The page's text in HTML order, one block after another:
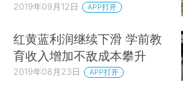
2019年09月12日 APP打开
红黄蓝利润继续下滑 学前教
育收入增加不敌成本攀升
2019年08月23日 APP打开